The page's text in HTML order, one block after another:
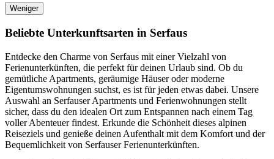
Weniger
Beliebte Unterkunftsarten in Serfaus
Entdecke den Charme von Serfaus mit einer Vielzahl von
Ferienunterkünften, die perfekt für deinen Urlaub sind. Ob du
gemütliche Apartments, geräumige Häuser oder moderne
Eigentumswohnungen suchst, es ist für jeden etwas dabei. Unsere
Auswahl an Serfauser Apartments und Ferienwohnungen stellt
sicher, dass du den idealen Ort zum Entspannen nach einem Tag
voller Abenteuer findest. Erkunde die Schönheit dieses alpinen
Reiseziels und genieße deinen Aufenthalt mit dem Komfort und der
Bequemlichkeit von Serfauser Ferienunterkünften.